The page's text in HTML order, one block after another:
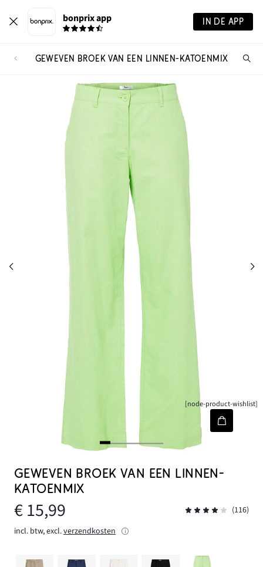
bonprix app IN DE APP
GEWEVEN BROEK VAN EEN LINNEN-KATOENMIX
[node-product-wishlist]
GEWEVEN BROEK VAN EEN LINNEN-
KATOENMIX
€ 15,99
(116)
incl. btw, excl.verzendkosten